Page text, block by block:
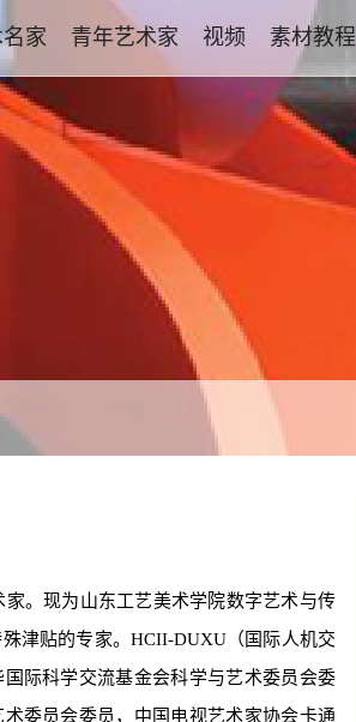
家 青年艺术家 视频 素材教程
。现为山东工艺美术学院数字艺术与传
津贴的专家。HCII-DUXU（国际人机交
际科学交流基金会科学与艺术委员会委
委员会委员，中国电视艺术家协会卡通